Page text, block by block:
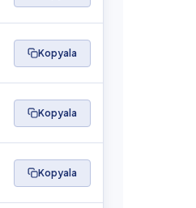
Kopyala
Kopyala
Kopyala